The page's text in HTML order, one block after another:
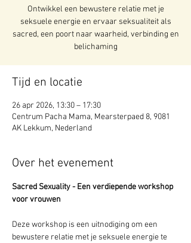
Ontwikkel een bewustere relatie met je
seksuele energie en ervaar seksualiteit als
sacred, een poort naar waarheid, verbinding en
belichaming
Tijd en locatie
26 apr 2026, 13:30 – 17:30
Centrum Pacha Mama, Mearsterpaed 8, 9081
AK Lekkum, Nederland
Over het evenement
Sacred Sexuality - Een verdiepende workshop
voor vrouwen
Deze workshop is een uitnodiging om een
bewustere relatie met je seksuele energie te